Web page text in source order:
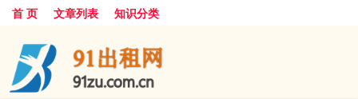
首 页 文章列表 知识分类